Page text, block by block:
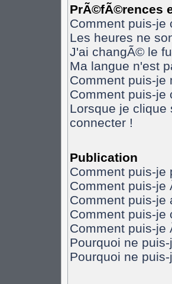
PrÃ©fÃ©rences
Comment puis-
Les heures ne
J'ai changÃ© le
Ma langue n'est
Comment puis-je
Comment puis-je
Lorsque je clique
connecter !
Publication
Comment puis-je
Comment puis-je
Comment puis-
Comment puis-je
Comment puis-je
Pourquoi ne
Pourquoi ne